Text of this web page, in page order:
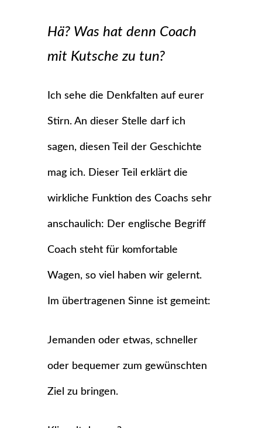
Hä? Was hat denn Coach
mit Kutsche zu tun?
Ich sehe die Denkfalten auf eurer
Stirn. An dieser Stelle darf ich
sagen, diesen Teil der Geschichte
mag ich. Dieser Teil erklärt die
wirkliche Funktion des Coachs sehr
anschaulich: Der englische Begriff
Coach steht für komfortable
Wagen, so viel haben wir gelernt.
Im übertragenen Sinne ist gemeint:
Jemanden oder etwas, schneller
oder bequemer zum gewünschten
Ziel zu bringen.